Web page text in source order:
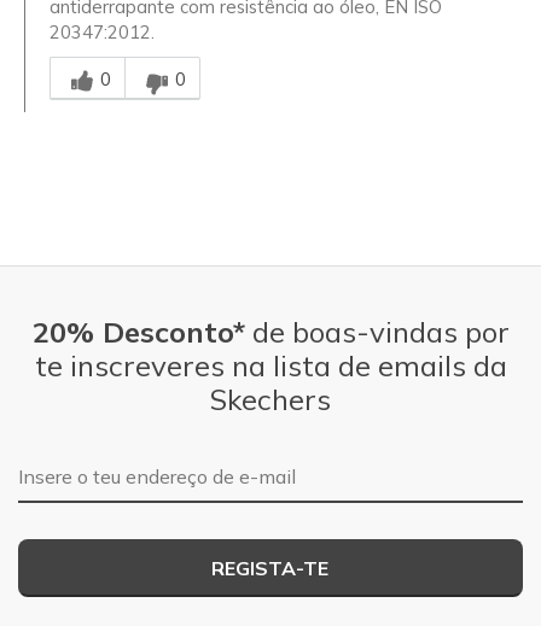
antiderrapante com resistência ao óleo, EN ISO
20347:2012.
Essa resposta foi útil para você
0
0
20% Desconto*de boas-vindas por
te inscreveres na lista de emails da
Skechers
Endereço de e-mail
REGISTA-TE